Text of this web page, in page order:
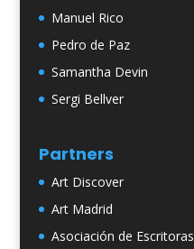
Manuel Rico
Pedro de Paz
Samantha Devin
Sergi Bellver
Partners
Art Discover
Art Madrid
Asociación de Escritoras